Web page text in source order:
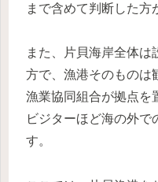
まで含めて判断した方
また、片貝海岸全体は
方で、漁港そのものは
漁業協同組合が拠点を
ビジターほど海の外で
す。